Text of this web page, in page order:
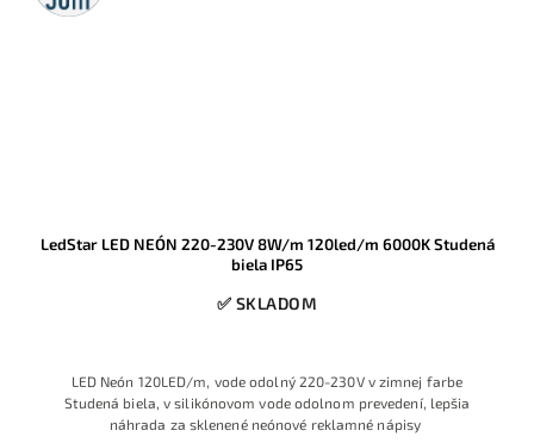
LedStar LED NEÓN 220-230V 8W/m 120led/m 6000K Studená
biela IP65
✅ SKLADOM
LED Neón 120LED/m, vode odolný 220-230V v zimnej farbe
Studená biela, v silikónovom vode odolnom prevedení, lepšia
náhrada za sklenené neónové reklamné nápisy